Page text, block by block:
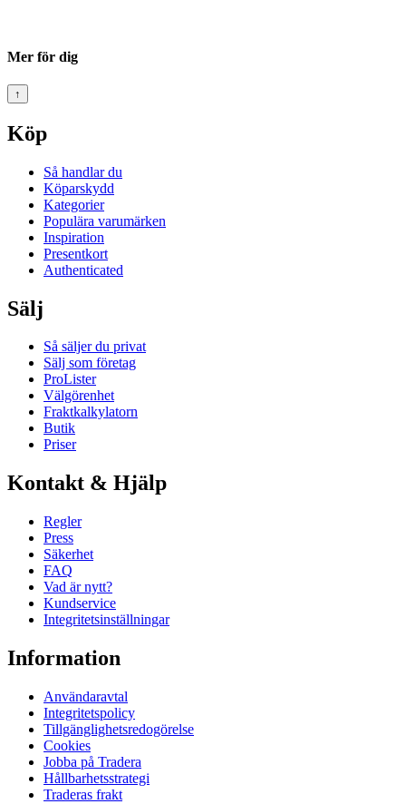
Mer för dig
↑
Köp
Så handlar du
Köparskydd
Kategorier
Populära varumärken
Inspiration
Presentkort
Authenticated
Sälj
Så säljer du privat
Sälj som företag
ProLister
Välgörenhet
Fraktkalkylatorn
Butik
Priser
Kontakt & Hjälp
Regler
Press
Säkerhet
FAQ
Vad är nytt?
Kundservice
Integritetsinställningar
Information
Användaravtal
Integritetspolicy
Tillgänglighetsredogörelse
Cookies
Jobba på Tradera
Hållbarhetsstrategi
Traderas frakt